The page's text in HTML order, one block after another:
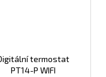
termostat
PT14-P WIFI